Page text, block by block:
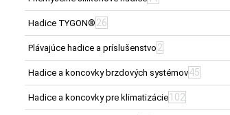
Hadice TYGON® 26
Plávajúce hadice a príslušenstvo 2
Hadice a koncovky brzdových systémov45
Hadice a koncovky pre klimatizácie 102